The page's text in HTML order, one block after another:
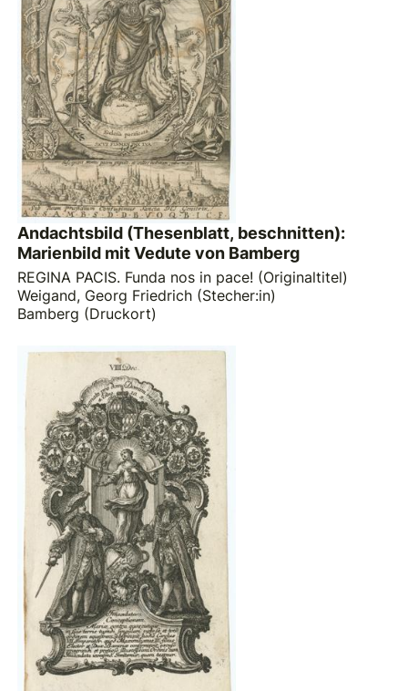
Andachtsbild (Thesenblatt, beschnitten):
Marienbild mit Vedute von Bamberg
REGINA PACIS. Funda nos in pace! (Originaltitel)
Weigand, Georg Friedrich (Stecher:in)
Bamberg (Druckort)